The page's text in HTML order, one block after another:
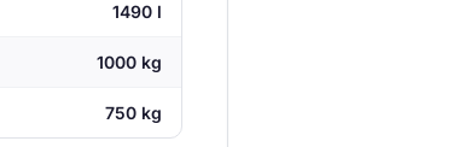
1490 l
1000 kg
750 kg